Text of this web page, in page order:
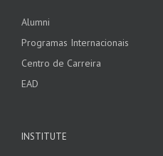
Alumni
Programas Internacionais
Centro de Carreira
EAD
INSTITUTE